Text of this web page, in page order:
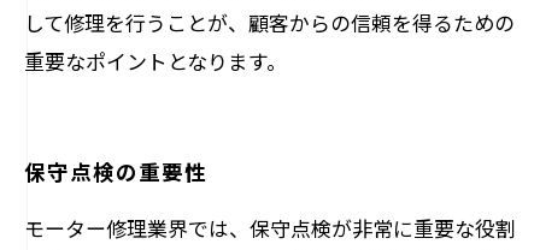
して修理を行うことが、顧客からの信頼を得るための
重要なポイントとなります。
保守点検の重要性
モーター修理業界では、保守点検が非常に重要な役割